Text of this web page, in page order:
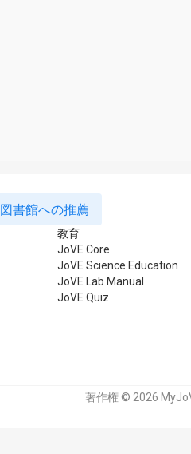
図書館への推薦
教育
JoVE Core
JoVE Science Education
JoVE Lab Manual
JoVE Quiz
著作権 © 2026